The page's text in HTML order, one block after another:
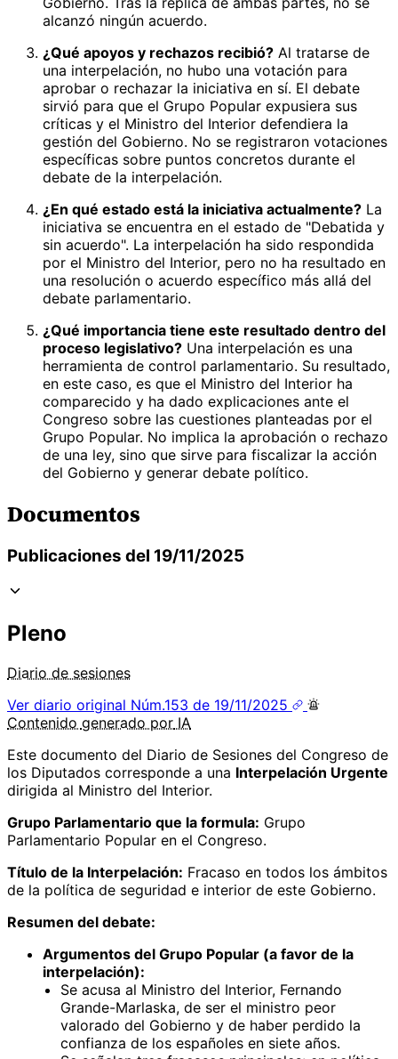
alcanzó ningún acuerdo.
¿Qué apoyos y rechazos recibió? Al tratarse de
una interpelación, no hubo una votación para
aprobar o rechazar la iniciativa en sí. El debate
sirvió para que el Grupo Popular expusiera sus
críticas y el Ministro del Interior defendiera la
gestión del Gobierno. No se registraron votaciones
específicas sobre puntos concretos durante el
debate de la interpelación.
¿En qué estado está la iniciativa actualmente? La
iniciativa se encuentra en el estado de "Debatida y
sin acuerdo". La interpelación ha sido respondida
por el Ministro del Interior, pero no ha resultado en
una resolución o acuerdo específico más allá del
debate parlamentario.
¿Qué importancia tiene este resultado dentro del
proceso legislativo? Una interpelación es una
herramienta de control parlamentario. Su resultado,
en este caso, es que el Ministro del Interior ha
comparecido y ha dado explicaciones ante el
Congreso sobre las cuestiones planteadas por el
Grupo Popular. No implica la aprobación o rechazo
de una ley, sino que sirve para fiscalizar la acción
del Gobierno y generar debate político.
Documentos
Publicaciones del 19/11/2025
Pleno
Diario de sesiones
Ver diario original Núm.153 de 19/11/2025
Contenido generado por IA
Este documento del Diario de Sesiones del Congreso de
los Diputados corresponde a una Interpelación Urgente
dirigida al Ministro del Interior.
Grupo Parlamentario que la formula: Grupo
Parlamentario Popular en el Congreso.
Título de la Interpelación: Fracaso en todos los ámbitos
de la política de seguridad e interior de este Gobierno.
Resumen del debate:
Argumentos del Grupo Popular (a favor de la
interpelación):
Se acusa al Ministro del Interior, Fernando
Grande-Marlaska, de ser el ministro peor
valorado del Gobierno y de haber perdido la
confianza de los españoles en siete años.